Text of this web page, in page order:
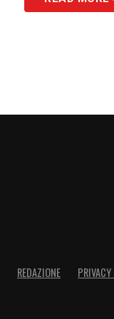
REDAZIONE